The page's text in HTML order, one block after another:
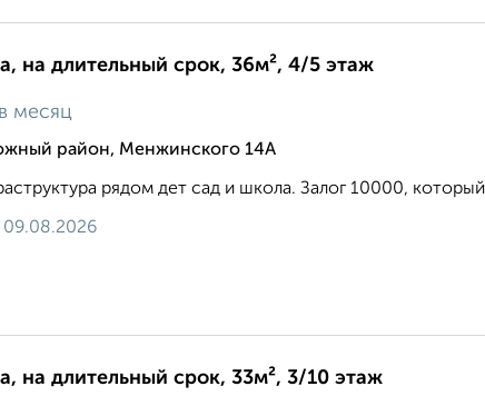
на длительный срок, 36м², 4/5 этаж
в месяц
район, Менжинского 14А
рядом дет сад и школа. Залог 10000,
09.08.2026
на длительный срок, 33м², 3/10 этаж